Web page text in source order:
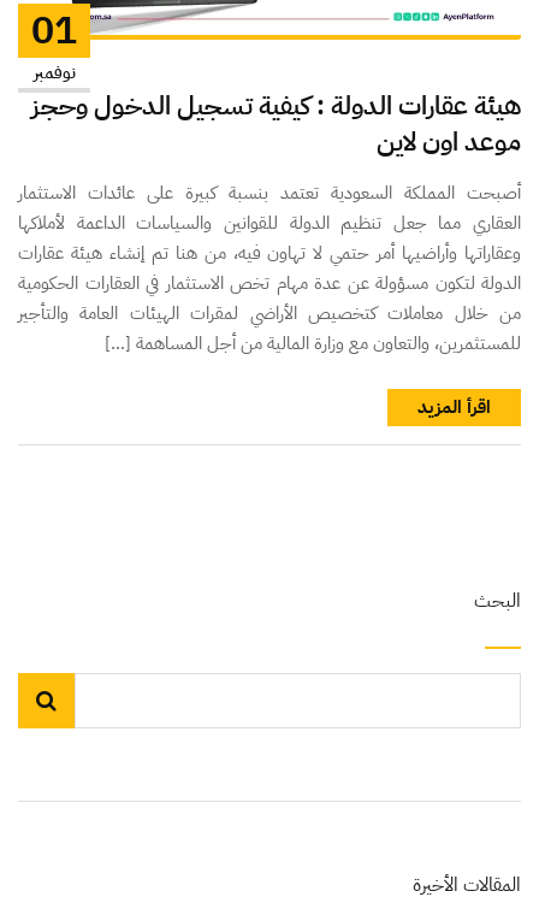
هيئة عقارات الدولة : كيفية تسجيل الدخول وحجز
موعد اون لاين
أصبحت المملكة السعودية تعتمد بنسبة كبيرة على عائدات الاستثمار
العقاري مما جعل تنظيم الدولة للقوانين والسياسات الداعمة لأملاكها
وعقاراتها وأراضيها أمر حتمي لا تهاون فيه، من هنا تم إنشاء هيئة عقارات
الدولة لتكون مسؤولة عن عدة مهام تخص الاستثمار في العقارات الحكومية
من خلال معاملات كتخصيص الأراضي لمقرات الهيئات العامة والتأجير
للمستثمرين، والتعاون مع وزارة المالية من أجل المساهمة […]
01
نوفمبر
اقرأ المزيد
البحث
المقالات الأخيرة